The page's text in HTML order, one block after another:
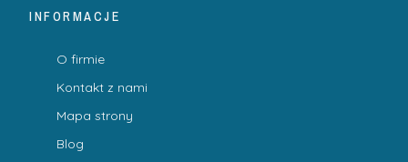
INFORMACJE
O firmie
Kontakt z nami
Mapa strony
Blog